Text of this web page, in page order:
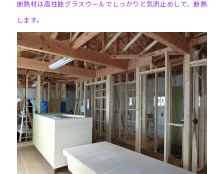
断熱材は高性能グラスウールでしっかりと気流止めして、断熱
します。